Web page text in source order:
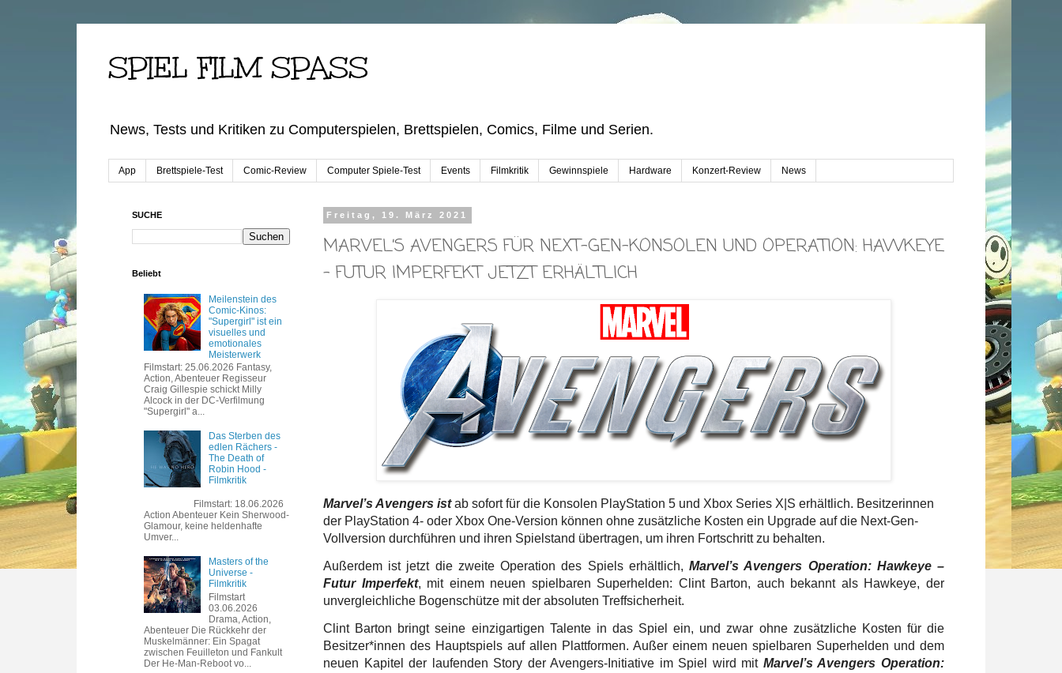
SPIEL FILM SPASS
News, Tests und Kritiken zu Computerspielen, Brettspielen, Comics, Filme und Serien.
App Brettspiele-Test Comic-Review Computer Spiele-Test Events Filmkritik Gewinnspiele Hardware Konzert-Review News
Freitag, 19. März 2021
MARVEL’S AVENGERS FÜR NEXT-GEN-KONSOLEN UND OPERATION: HAWKEYE
– FUTUR IMPERFEKT JETZT ERHÄLTLICH
Marvel’s Avengers istab sofort für die Konsolen PlayStation 5 und Xbox Series X|S erhältlich. Besitzerinnen
der PlayStation 4- oder Xbox One-Version können ohne zusätzliche Kosten ein Upgrade auf die Next-Gen-
Vollversion durchführen und ihren Spielstand übertragen, um ihren Fortschritt zu behalten.
Außerdem ist jetzt die zweite Operation des Spiels erhältlich,Marvel’s Avengers Operation: Hawkeye –
Futur Imperfekt, mit einem neuen spielbaren Superhelden: Clint Barton, auch bekannt als Hawkeye, der
unvergleichliche Bogenschütze mit der absoluten Treffsicherheit.
Clint Barton bringt seine einzigartigen Talente in das Spiel ein, und zwar ohne zusätzliche Kosten für die
Besitzer*innen des Hauptspiels auf allen Plattformen. Außer einem neuen spielbaren Superhelden und dem
neuen Kapitel der laufenden Story der Avengers-Initiative im Spiel wird mit Marvel’s Avengers Operation:
SUCHE
Beliebt
Meilenstein des
Comic-Kinos:
"Supergirl" ist ein
visuelles und
emotionales
Meisterwerk
Filmstart: 25.06.2026 Fantasy,
Action, Abenteuer Regisseur
Craig Gillespie schickt Milly
Alcock in der DC-Verfilmung
"Supergirl" a...
Das Sterben des
edlen Rächers -
The Death of
Robin Hood -
Filmkritik
Filmstart: 18.06.2026
Action Abenteuer Kein Sherwood-
Glamour, keine heldenhafte
Umver...
Masters of the
Universe -
Filmkritik
Filmstart
03.06.2026
Drama, Action,
Abenteuer Die Rückkehr der
Muskelmänner: Ein Spagat
zwischen Feuilleton und Fankult
Der He-Man-Reboot vo...